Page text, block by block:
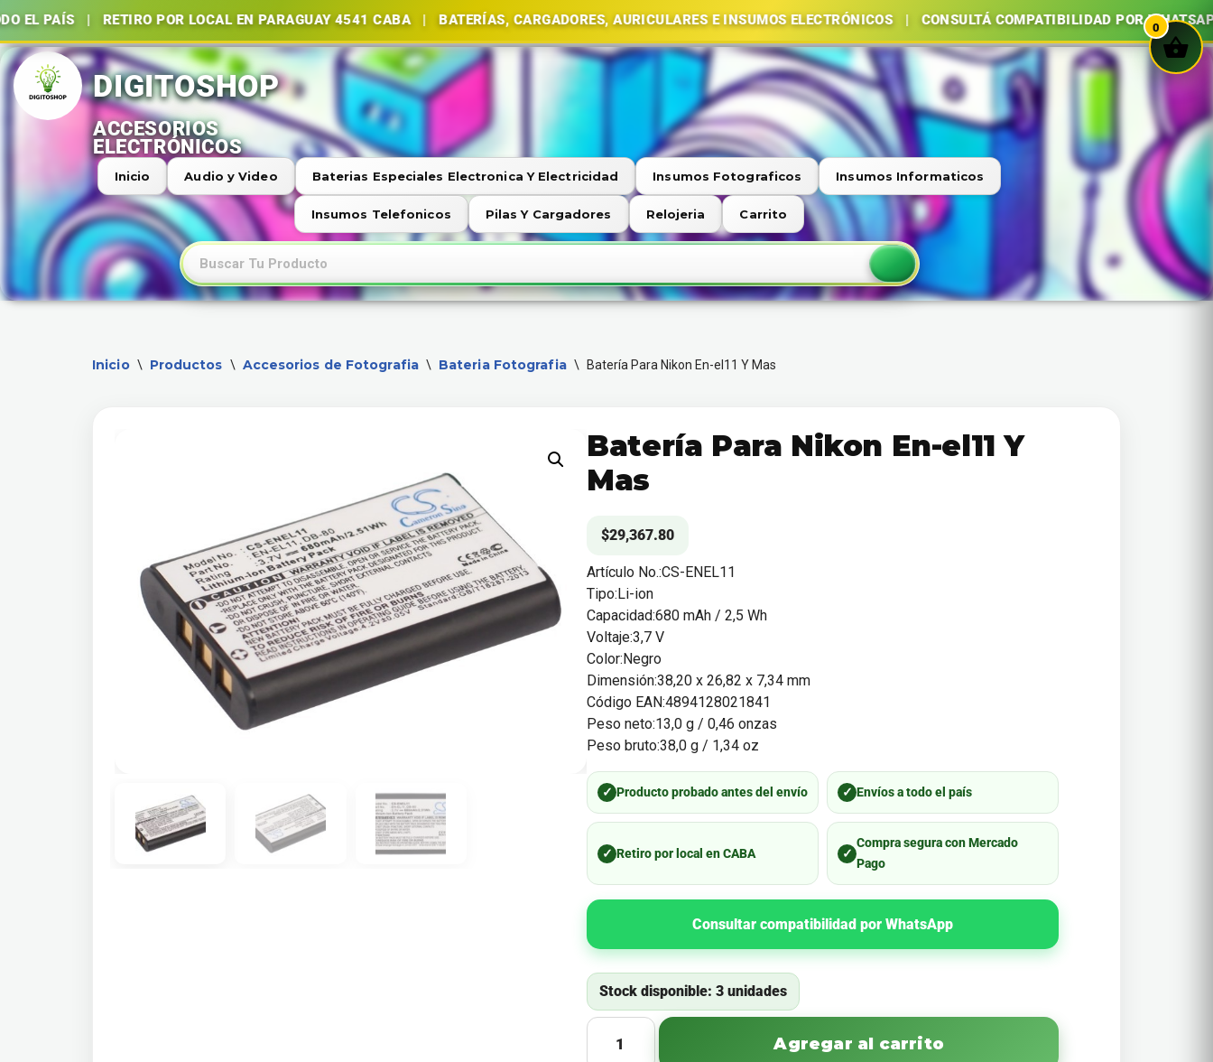
POR LOCAL EN PARAGUAY 4541 CABA | BATERÍAS, CARGADORES, AURICULARES E INSUMOS ELECTRÓNICOS | CONSULTÁ COMPATIBILIDAD POR WHATSAPP |
Ir
al
contenido
Inicio Audio y Video Baterias Especiales Electronica Y Electricidad Insumos Fotograficos Insumos Informaticos
Insumos Telefonicos Pilas Y Cargadores Relojeria Carrito
Inicio \ Productos \ Accesorios de Fotografia \ Bateria Fotografia \ Batería Para Nikon En-el11 Y Mas
Batería Para Nikon En-el11 Y
Mas
$29,367.80
Artículo No.:CS-ENEL11
Tipo:Li-ion
Capacidad:680 mAh / 2,5 Wh
Voltaje:3,7 V
Color:Negro
Dimensión:38,20 x 26,82 x 7,34 mm
Código EAN:4894128021841
Peso neto:13,0 g / 0,46 onzas
Peso bruto:38,0 g / 1,34 oz
✓ Producto probado antes del envío ✓ Envíos a todo el país
✓ Retiro por local en CABA ✓
Compra segura con Mercado
Pago
Consultar compatibilidad por WhatsApp
Stock disponible: 3 unidades
Agregar al carrito
0